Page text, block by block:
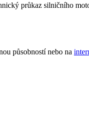
průkaz silničního
působností nebo na